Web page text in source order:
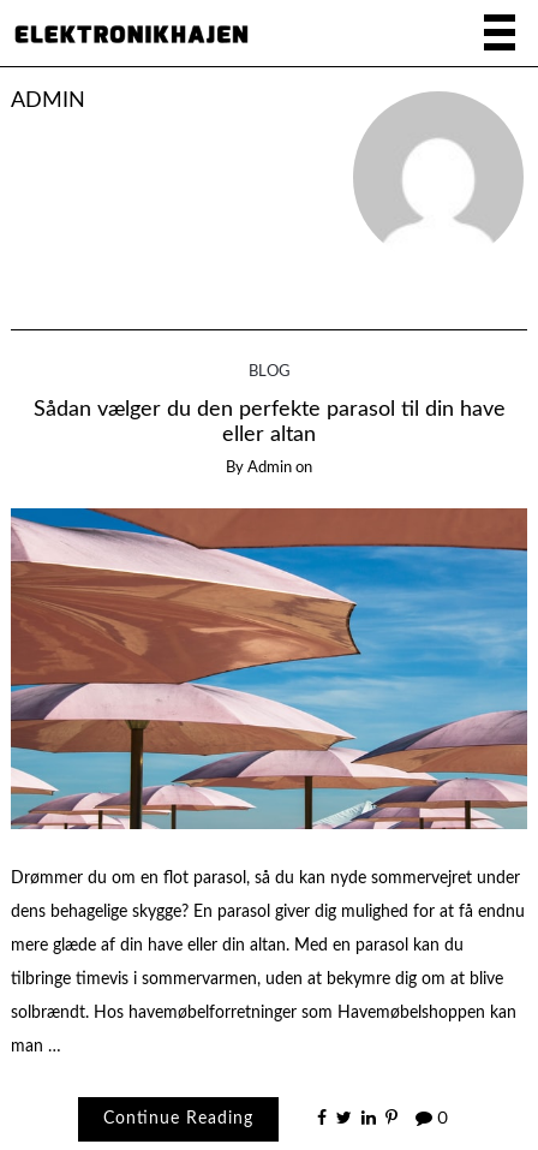
ADMIN
BLOG
Sådan vælger du den perfekte parasol til din have
eller altan
By Admin on
Drømmer du om en flot parasol, så du kan nyde sommervejret under
dens behagelige skygge? En parasol giver dig mulighed for at få endnu
mere glæde af din have eller din altan. Med en parasol kan du
tilbringe timevis i sommervarmen, uden at bekymre dig om at blive
solbrændt. Hos havemøbelforretninger som Havemøbelshoppen kan
man …
Continue Reading 0